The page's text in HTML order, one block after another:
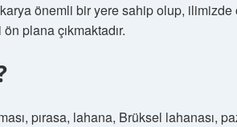
önemli bir yere sahip olup,
plana çıkmaktadır.
pırasa, lahana, Brüksel lahanası,